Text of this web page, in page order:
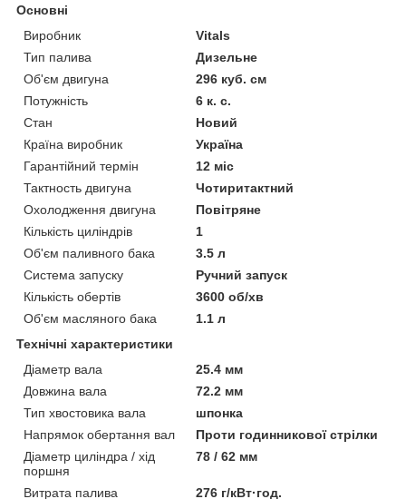
Основні
Виробник
Vitals
Тип палива
Дизельне
Об'єм двигуна
296 куб. см
Потужність
6 к. с.
Стан
Новий
Країна виробник
Україна
Гарантійний термін
12 міс
Тактность двигуна
Чотиритактний
Охолодження двигуна
Повітряне
Кількість циліндрів
1
Об'єм паливного бака
3.5 л
Система запуску
Ручний запуск
Кількість обертів
3600 об/хв
Об'єм масляного бака
1.1 л
Технічні характеристики
Діаметр вала
25.4 мм
Довжина вала
72.2 мм
Тип хвостовика вала
шпонка
Напрямок обертання вал
Проти годинникової стрілки
Діаметр циліндра / хід
поршня
78 / 62 мм
Витрата палива
276 г/кВт·год.